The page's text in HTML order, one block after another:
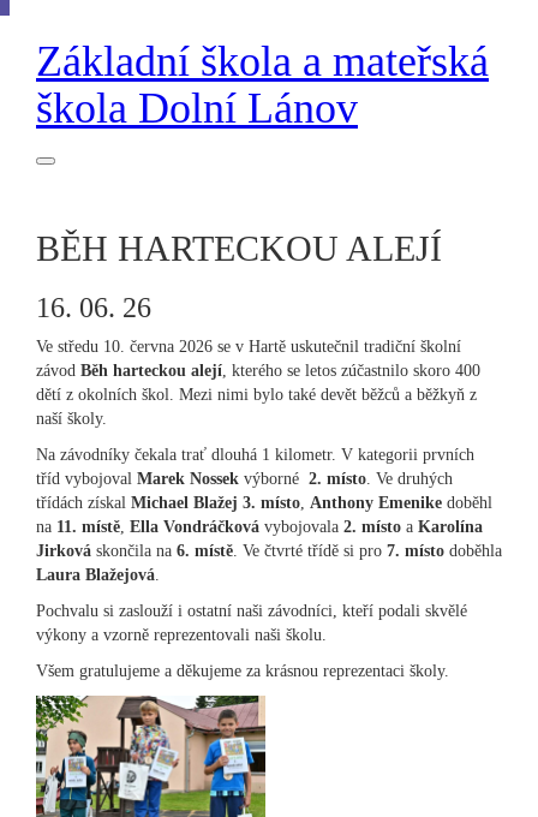
Základní škola a mateřská
škola Dolní Lánov
BĚH HARTECKOU ALEJÍ
16. 06. 26
Ve středu 10. června 2026 se v Hartě uskutečnil tradiční školní
závod Běh harteckou alejí , kterého se letos zúčastnilo skoro 400
dětí z okolních škol. Mezi nimi bylo také devět běžců a běžkyň z
naší školy.
Na závodníky čekala trať dlouhá 1 kilometr. V kategorii prvních
tříd vybojoval Marek Nossek výborné 2. místo . Ve druhých
třídách získal Michael Blažej 3. místo Anthony Emenike doběhl
na 11. místě Ella Vondráčková vybojovala 2. místo a Karolína
Jirková skončila na 6. místě . Ve čtvrté třídě si pro 7. místo doběhla
Laura Blažejová
Pochvalu si zaslouží i ostatní naši závodníci, kteří podali skvělé
výkony a vzorně reprezentovali naši školu.
Všem gratulujeme a děkujeme za krásnou reprezentaci školy.